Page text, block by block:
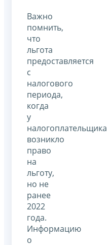
Важно
помнить,
что
льгота
предоставляется
с
налогового
периода,
когда
у
налогоплательщика
возникло
право
на
льготу,
но не
ранее
2022
года.
Информацию
о